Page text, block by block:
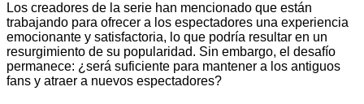
Los creadores de la serie han mencionado que están
trabajando para ofrecer a los espectadores una experiencia
emocionante y satisfactoria, lo que podría resultar en un
resurgimiento de su popularidad. Sin embargo, el desafío
permanece: ¿será suficiente para mantener a los antiguos
fans y atraer a nuevos espectadores?